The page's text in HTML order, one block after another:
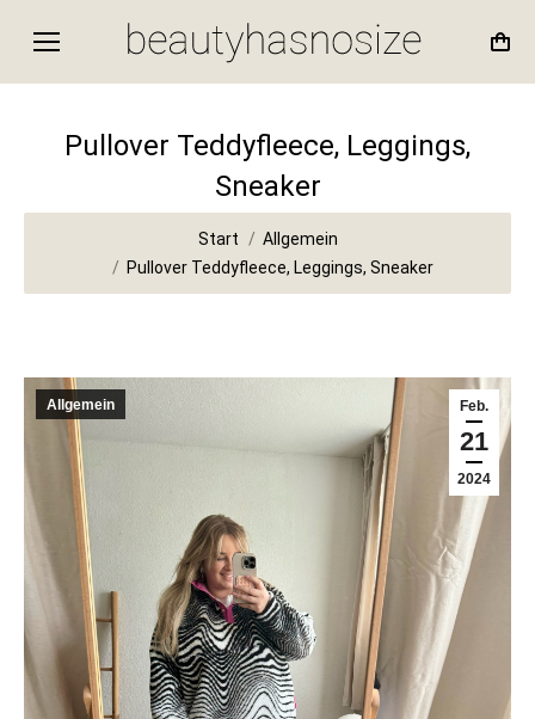
Pullover Teddyfleece, Leggings,
Sneaker
Sie befinden sich hier:Start
Allgemein
Pullover Teddyfleece, Leggings, Sneaker
Feb.
21
2024
Allgemein